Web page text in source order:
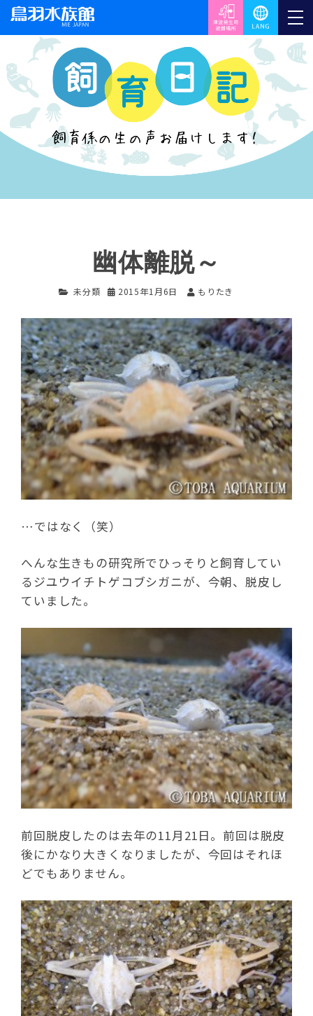
幽体離脱～
未分類 2015年1月6日 もりたき
…ではなく（笑）
へんな生きもの研究所でひっそりと飼育してい
るジユウイチトゲコブシガニが、今朝、脱皮し
ていました。
前回脱皮したのは去年の11月21日。前回は脱皮
後にかなり大きくなりましたが、今回はそれほ
どでもありません。